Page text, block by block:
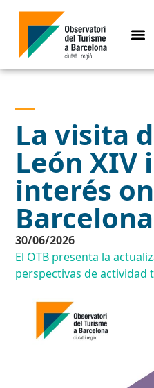
La visita
León XIV
interés
Barcelona
30/06/2026
El OTB presenta la
perspectivas de actividad